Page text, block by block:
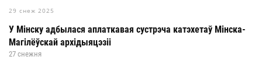
29 снеж 2025
У Мінску адбылася аплаткавая сустрэча катэхетаў Мінска-
Магілёўскай архідыяцэзіі
27 снежня